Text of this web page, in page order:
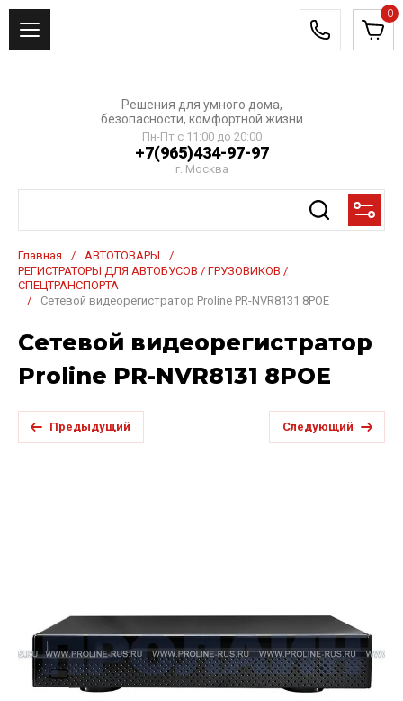
0
Решения для умного дома,
безопасности, комфортной жизни
Пн-Пт с 11:00 до 20:00
+7(965)434-97-97
г. Москва
Главная / АВТОТОВАРЫ
/
РЕГИСТРАТОРЫ ДЛЯ АВТОБУСОВ / ГРУЗОВИКОВ /
СПЕЦТРАНСПОРТА
/
Сетевой видеорегистратор Proline PR-NVR8131 8POE
Сетевой видеорегистратор
Proline PR-NVR8131 8POE
Предыдущий Следующий